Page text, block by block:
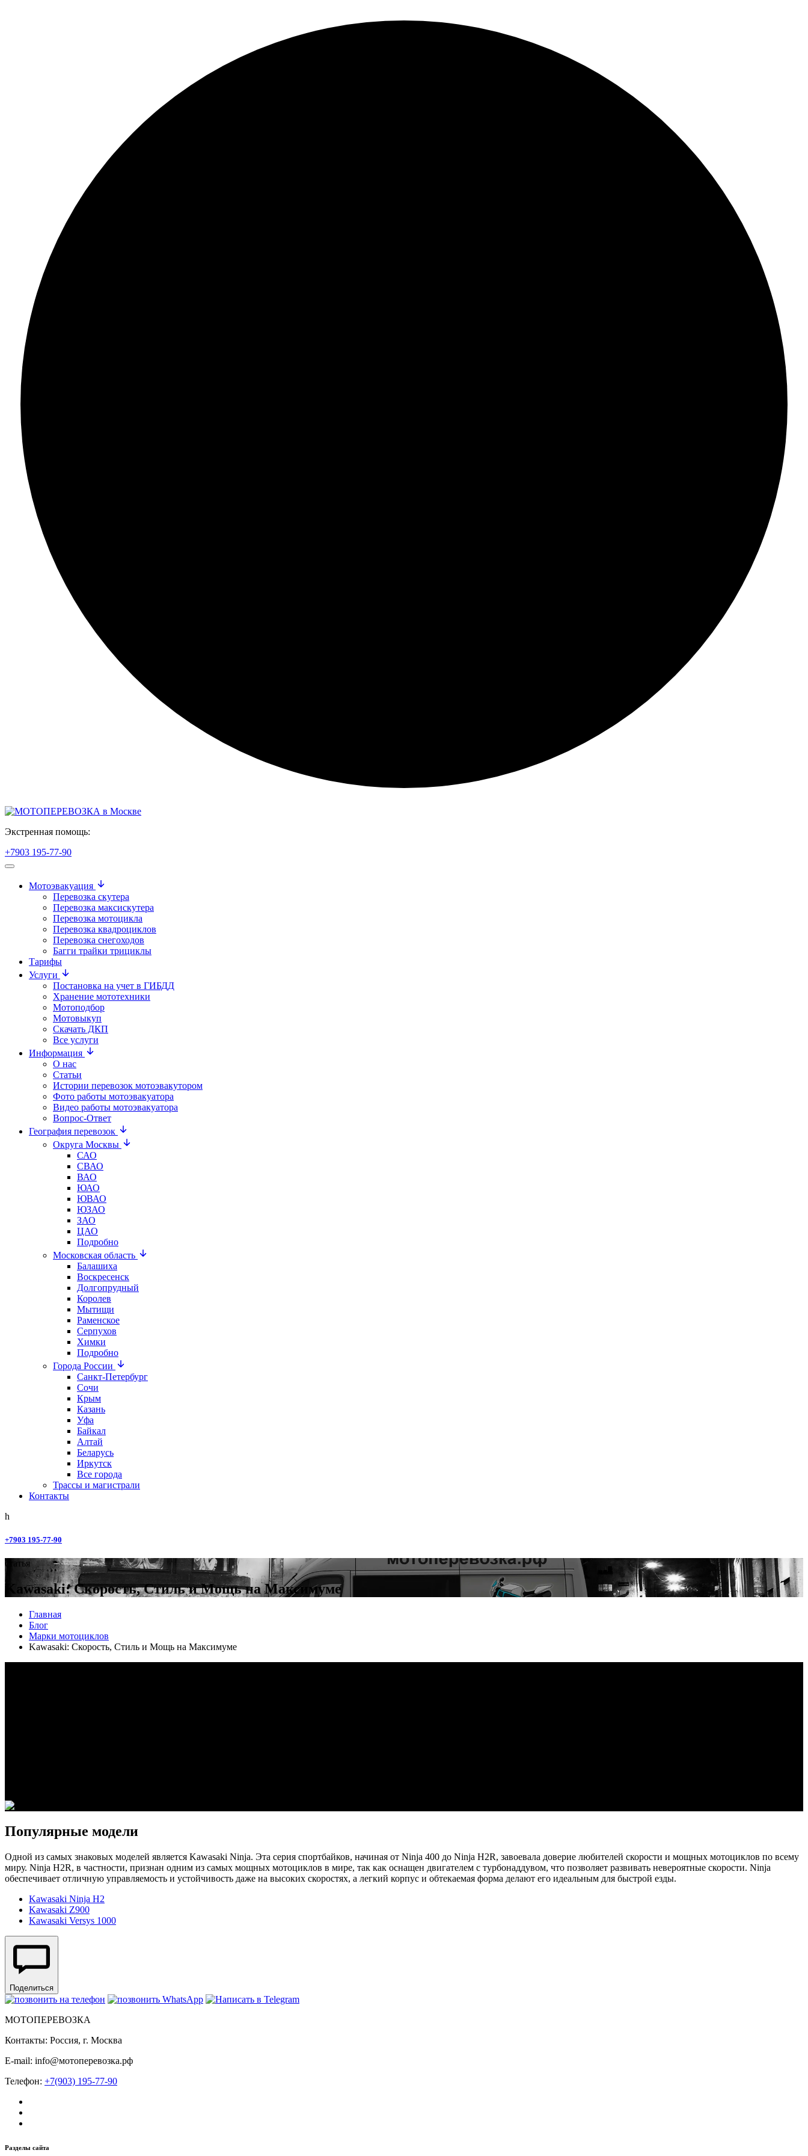
Экстренная помощь:
+7903 195-77-90
Мотоэвакуация
Перевозка скутера
Перевозка максискутера
Перевозка мотоцикла
Перевозка квадроциклов
Перевозка снегоходов
Багги трайки трициклы
Тарифы
Услуги
Постановка на учет в ГИБДД
Хранение мототехники
Мотоподбор
Мотовыкуп
Скачать ДКП
Все услуги
Информация
О нас
Статьи
Истории перевозок мотоэвакутором
Фото работы мотоэвакуатора
Видео работы мотоэвакуатора
Вопрос-Ответ
География перевозок
Округа Москвы
САО
СВАО
ВАО
ЮАО
ЮВАО
ЮЗАО
ЗАО
ЦАО
Подробно
Московская область
Балашиха
Воскресенск
Долгопрудный
Королев
Мытищи
Раменское
Серпухов
Химки
Подробно
Города России
Санкт-Петербург
Сочи
Крым
Казань
Уфа
Байкал
Алтай
Беларусь
Иркутск
Все города
Трассы и магистрали
Контакты
+7903 195-77-90
статья
Kawasaki: Скорость, Стиль и Мощь на Максимуме
Главная
Блог
Марки мотоциклов
Kawasaki: Скорость, Стиль и Мощь на Максимуме
Популярные модели
Одной из самых знаковых моделей является Kawasaki Ninja. Эта серия спортбайков, начиная от Ninja 400 до Ninja H2R, завоевала доверие любителей скорости и мощных мотоциклов по всему
миру. Ninja H2R, в частности, признан одним из самых мощных мотоциклов в мире, так как оснащен двигателем с турбонаддувом, что позволяет развивать невероятные скорости. Ninja
обеспечивает отличную управляемость и устойчивость даже на высоких скоростях, а легкий корпус и обтекаемая форма делают его идеальным для быстрой езды.
Kawasaki Ninja H2
Kawasaki Z900
Kawasaki Versys 1000
Поделиться
МОТОПЕРЕВОЗКА
Контакты: Россия, г. Москва
E-mail: info@мотоперевозка.рф
Телефон: +7(903) 195-77-90
Разделы сайта